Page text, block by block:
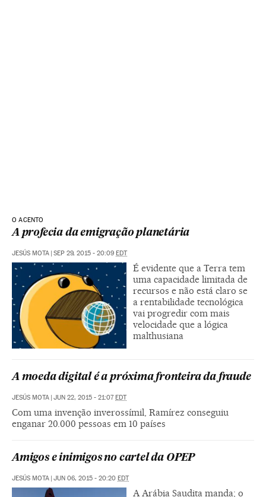
O ACENTO
A profecia da emigração planetária
JESÚS MOTA SEP 29, 2015 - 20:09 EDT
É evidente que a Terra tem
uma capacidade limitada de
recursos e não está claro se
a rentabilidade tecnológica
vai progredir com mais
velocidade que a lógica
malthusiana
A moeda digital é a próxima fronteira da fraude
JESÚS MOTA JUN 22, 2015 - 21:07 EDT
Com uma invenção inverossímil, Ramírez conseguiu
enganar 20.000 pessoas em 10 países
Amigos e inimigos no cartel da OPEP
JESÚS MOTA JUN 06, 2015 - 20:20 EDT
A Arábia Saudita manda; o